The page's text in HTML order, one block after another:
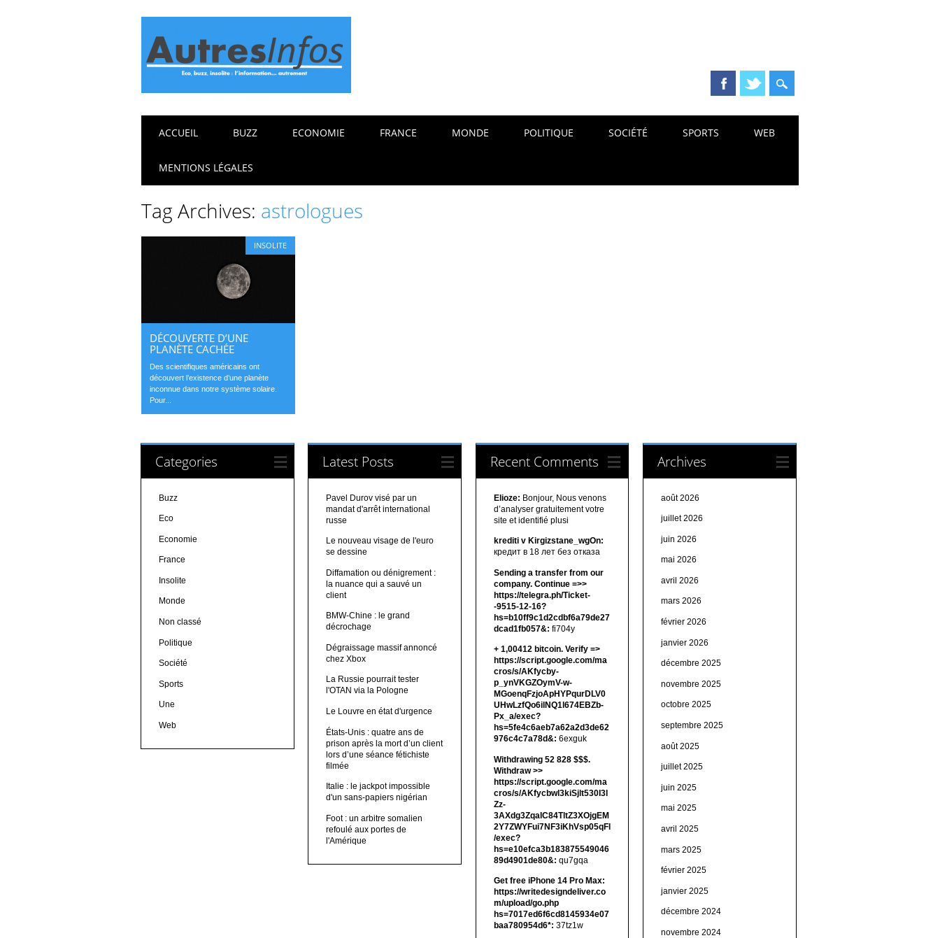
Main menu
ACCUEIL BUZZ ECONOMIE FRANCE MONDE POLITIQUE SOCIÉTÉ SPORTS WEB
MENTIONS LÉGALES
Tag Archives: astrologues
INSOLITE
DÉCOUVERTE D’UNE
PLANÈTE CACHÉE
Des scientifiques américains ont
découvert l’existence d’une planète
inconnue dans notre système solaire.
Pour...
Categories
Buzz
Eco
Economie
France
Insolite
Monde
Non classé
Politique
Société
Sports
Une
Web
Latest Posts
Pavel Durov visé par un
mandat d'arrêt international
russe
Le nouveau visage de l'euro
se dessine
Diffamation ou dénigrement :
la nuance qui a sauvé un
client
BMW-Chine : le grand
décrochage
Dégraissage massif annoncé
chez Xbox
La Russie pourrait tester
l'OTAN via la Pologne
Le Louvre en état d'urgence
États-Unis : quatre ans de
prison après la mort d’un client
lors d’une séance fétichiste
filmée
Italie : le jackpot impossible
d'un sans-papiers nigérian
Foot : un arbitre somalien
refoulé aux portes de
l'Amérique
Recent Comments
Elioze: Bonjour, Nous venons
d’analyser gratuitement votre
site et identifié plusi
krediti v Kirgizstane_wgOn:
кредит в 18 лет без отказа
Sending a transfer from our
company. Continue =>>
https://telegra.ph/Ticket-
-9515-12-16?
hs=b10ff9c1d2cdbf6a79de27
dcad1fb057&: fi704y
+ 1,00412 bitсоin. Verify =>
https://script.google.com/ma
cros/s/AKfycby-
p_ynVKGZOymV-w-
MGoenqFzjoApHYPqurDLV0
UHwLzfQo6ilNQ1l674EBZb-
Px_a/exec?
hs=5fe4c6aeb7a62a2d3de62
976c4c7a78d&: 6exguk
Withdrawing 52 828 $$$.
Withdrаw >>
https://script.google.com/ma
cros/s/AKfycbwl3kiSjlt530I3l
Zz-
3AXdg3ZqalC84TltZ3XOjgEM
2Y7ZWYFui7NF3iKhVsp05qFl
/exec?
hs=e10efca3b183875549046
89d4901de80&: qu7gqa
Get free iPhone 14 Pro Max:
https://writedesigndeliver.co
m/upload/go.php
hs=7017ed6f6cd8145934e07
baa780954d6*: 37tz1w
Archives
août 2026
juillet 2026
juin 2026
mai 2026
avril 2026
mars 2026
février 2026
janvier 2026
décembre 2025
novembre 2025
octobre 2025
septembre 2025
août 2025
juillet 2025
juin 2025
mai 2025
avril 2025
mars 2025
février 2025
janvier 2025
décembre 2024
novembre 2024